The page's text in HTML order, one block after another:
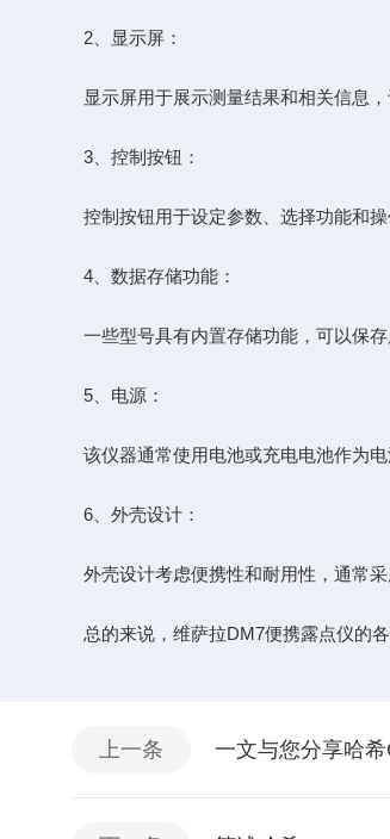
2、显示屏：
显示屏用于展示测量结果和相关信息，
3、控制按钮：
控制按钮用于设定参数、选择功能和操
4、数据存储功能：
一些型号具有内置存储功能，可以保存
5、电源：
该仪器通常使用电池或充电电池作为电
6、外壳设计：
外壳设计考虑便携性和耐用性，通常采
总的来说，维萨拉DM7便携露点仪的各
上一条 一文与您分享哈